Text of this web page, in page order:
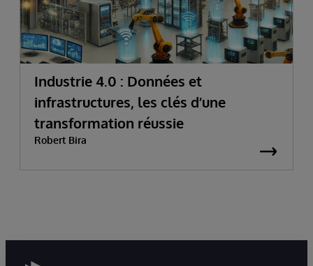
Industrie 4.0 : Données et
infrastructures, les clés d’une
transformation réussie
Robert Bira